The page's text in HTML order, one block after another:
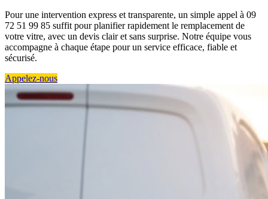
Pour une intervention express et transparente, un simple appel à 09
72 51 99 85 suffit pour planifier rapidement le remplacement de
votre vitre, avec un devis clair et sans surprise. Notre équipe vous
accompagne à chaque étape pour un service efficace, fiable et
sécurisé.
Appelez-nous